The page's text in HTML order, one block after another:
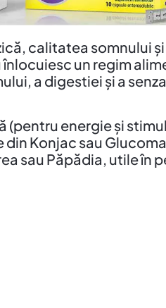
calitatea somnului și
un regim
a digestiei și a
energie și
Konjac sau
sau Păpădia, utile în